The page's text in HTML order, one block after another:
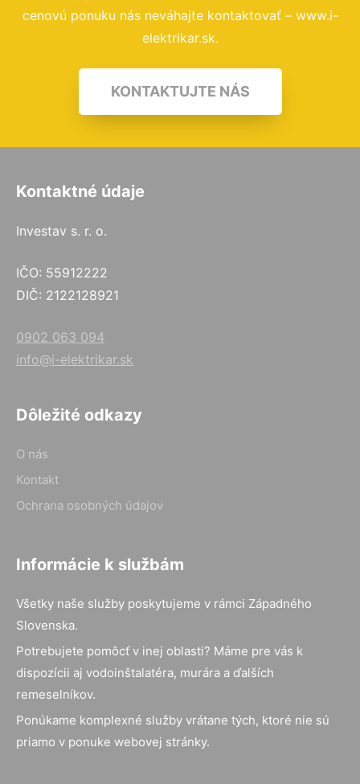
cenovú ponuku nás neváhajte kontaktovať – www.i-
elektrikar.sk.
KONTAKTUJTE NÁS
Kontaktné údaje
Investav s. r. o.
IČO: 55912222
DIČ: 2122128921
0902 063 094
info@i-elektrikar.sk
Dôležité odkazy
O nás
Kontakt
Ochrana osobných údajov
Informácie k službám
Všetky naše služby poskytujeme v rámci Západného
Slovenska.
Potrebujete pomôcť v inej oblasti? Máme pre vás k
dispozícii aj vodoinštalatéra, murára a ďalších
remeselníkov.
Ponúkame komplexné služby vrátane tých, ktoré nie sú
priamo v ponuke webovej stránky.